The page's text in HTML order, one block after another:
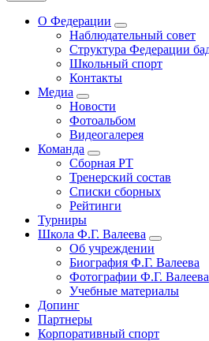
Основная
навигация
О Федерации
Наблюдательный совет
Структура Федерации
Школьный спорт
Контакты
Медиа
Новости
Фотоальбом
Видеогалерея
Команда
Сборная РТ
Тренерский состав
Списки сборных
Рейтинги
Турниры
Школа Ф.Г. Валеева
Об учреждении
Биография Ф.Г. Валеева
Фотографии Ф.Г. Валеева
Учебные материалы
Допинг
Партнеры
Корпоративный спорт